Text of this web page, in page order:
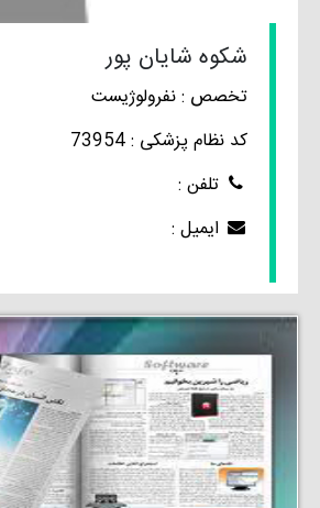
شکوه شایان پور
تخصص : نفرولوژیست
کد نظام پزشکی : 73954
تلفن :
ایمیل :